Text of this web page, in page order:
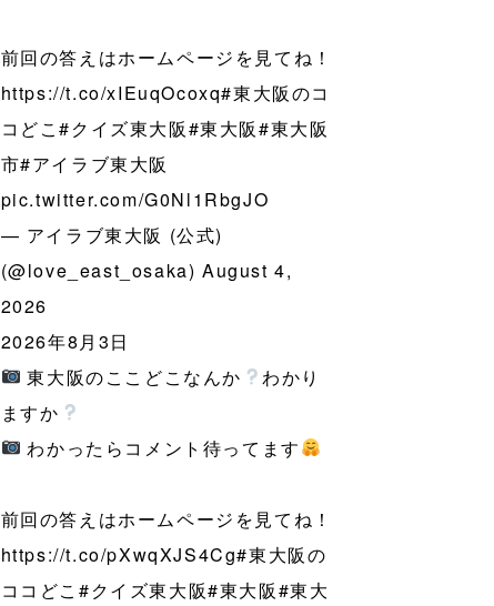
前回の答えはホームページを見てね！
https://t.co/xIEuqOcoxq#東大阪のコ
コどこ#クイズ東大阪#東大阪#東大阪
市#アイラブ東大阪
pic.twitter.com/G0Nl1RbgJO
— アイラブ東大阪 (公式)
(@love_east_osaka) August 4,
2026
2026年8月3日
東大阪のここどこなんか
わかり
ますか
わかったらコメント待ってます
前回の答えはホームページを見てね！
https://t.co/pXwqXJS4Cg#東大阪の
ココどこ #クイズ東大阪#東大阪#東大